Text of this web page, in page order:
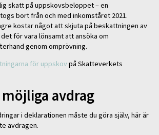
skatt på uppskovsbeloppet – en
bort från och med inkomståret 2021.
kostar något att skjuta på beskattningen av
för vara lönsamt att ansöka om
genom omprövning.
för uppskovpå Skatteverkets
avdrag
i deklarationen måste du göra själv, här är
avdragen.